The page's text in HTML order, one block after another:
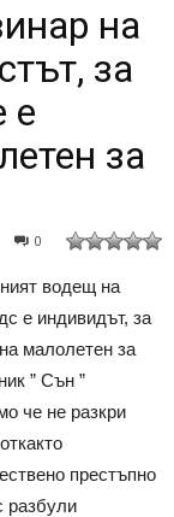
на
за
е
за
0
водещ на
е индивидът, за
малолетен за
” Сън ”
че не разкри
престъпно
разбули